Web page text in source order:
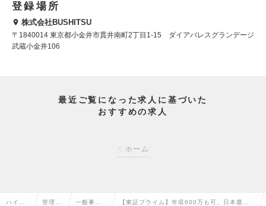
登録場所
株式会社BUSHITSU
〒1840014 東京都小金井市貫井南町2丁目1-15 ダイアパレスグランデージ
武蔵小金井106
最近ご覧になった求人に基づいた
おすすめの求人
ホーム
ハイク 管理部 一般事 【東証プライム】年収600万も可。日本最高